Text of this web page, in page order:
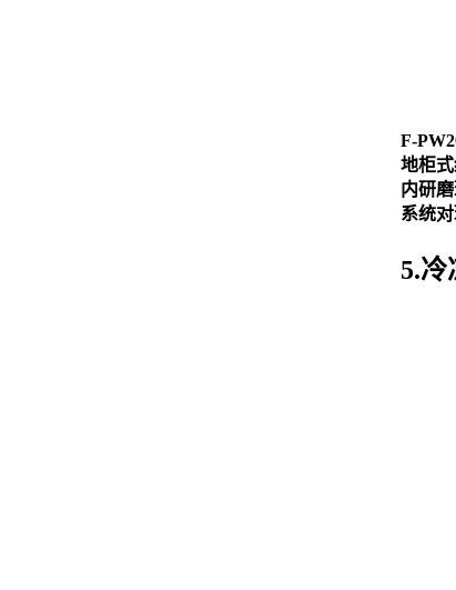
F-
地柜
内研
系统
5.冷